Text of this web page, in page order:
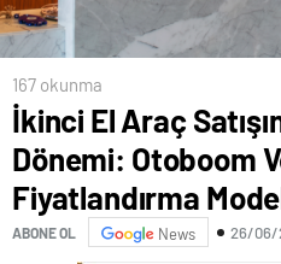
167 okunma
İkinci El Araç
Dönemi: Otoboom
Fiyatlandırma
ABONE OL News 26/06/